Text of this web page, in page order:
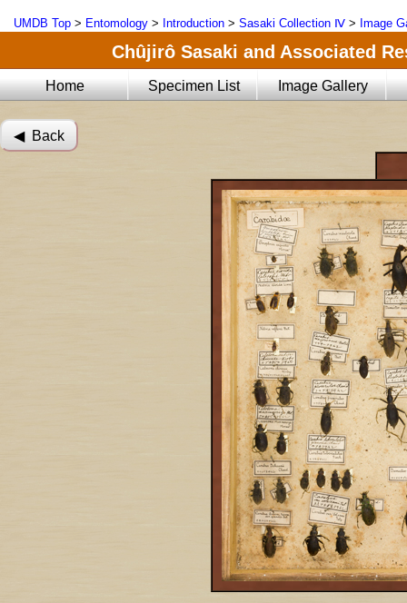
UMDB Top > Entomology > Introduction > Sasaki Collection Ⅳ > Image
Chûjirô Sasaki and Associated
Home Specimen List Image Gallery
◀︎ Back